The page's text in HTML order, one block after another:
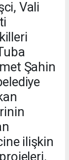
Vali
Şahin
ilişkin